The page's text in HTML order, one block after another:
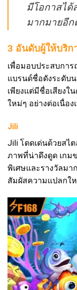
มีโอกาสได้
มากมายอีก
3 อันดับผู้ให้บริก
เพื่อมอบประสบกา
แบรนด์ชื่อดังระดับ
เพียงแต่มีชื่อเสียง
ใหม่ๆ อย่างต่อเนื่อ
Jili
Jili โดดเด่นด้วยสไ
ภาพที่น่าดึงดูด เกม
พิเศษและรางวัลมา
สัมผัสความแปลกใ